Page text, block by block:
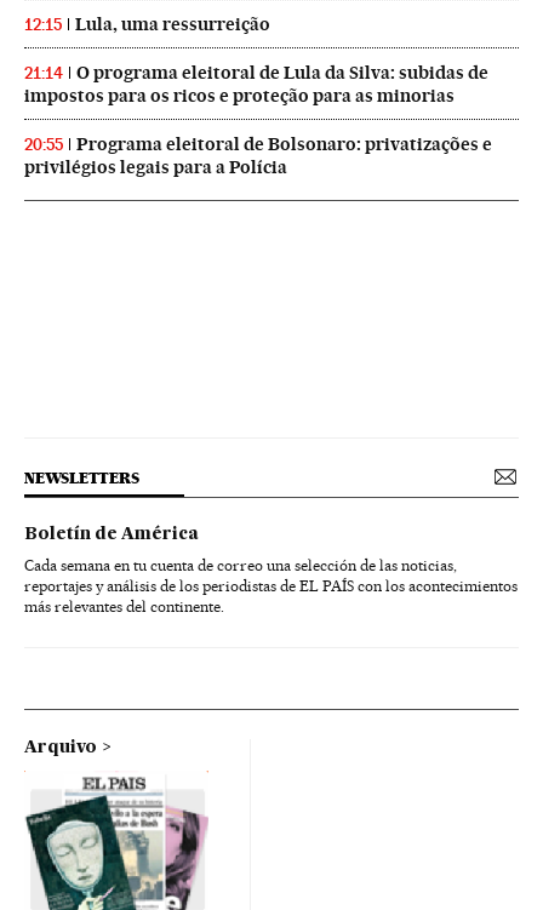
12:15 Lula, uma ressurreição
21:14
O programa eleitoral de Lula da Silva: subidas de
impostos para os ricos e proteção para as minorias
20:55
Programa eleitoral de Bolsonaro: privatizações e
privilégios legais para a Polícia
NEWSLETTERS
Boletín de América
Cada semana en tu cuenta de correo una selección de las noticias,
reportajes y análisis de los periodistas de EL PAÍS con los acontecimientos
más relevantes del continente.
Arquivo